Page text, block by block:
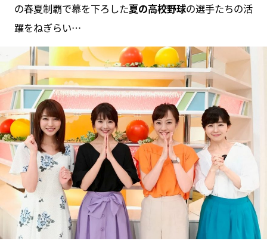
の春夏制覇で幕を下ろした夏の高校野球の選手たちの活
躍をねぎらい…